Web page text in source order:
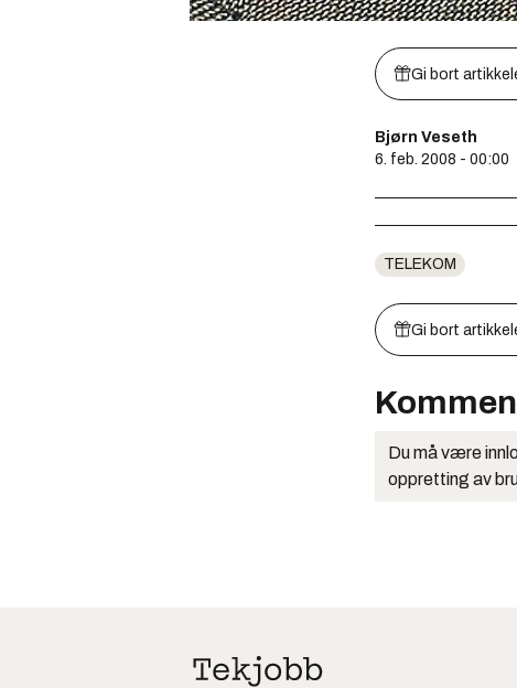
Gi bort
Bjørn Veseth
6. feb. 2008 - 00:00
TELEKOM
Gi bort
Du må være
oppretting av